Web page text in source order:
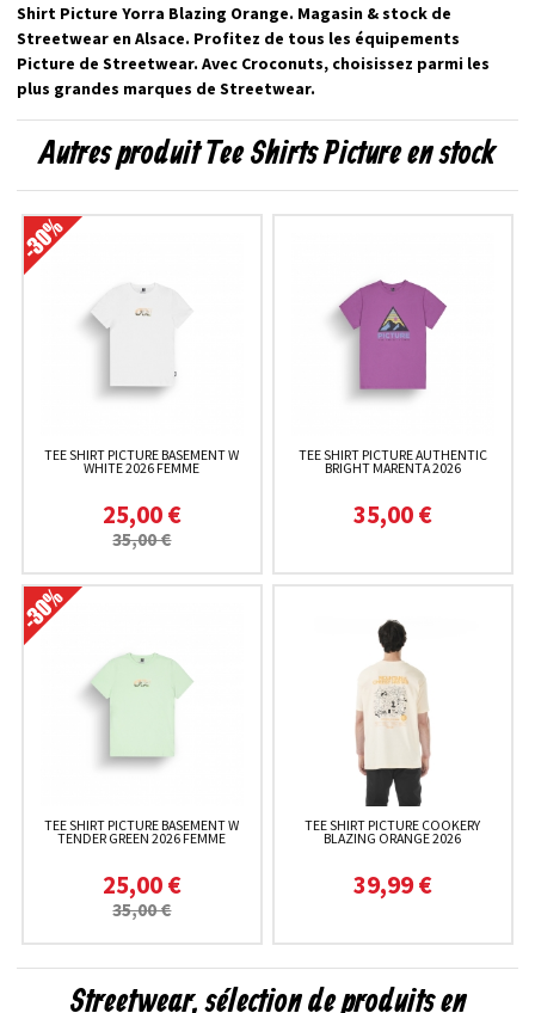
Shirt Picture Yorra Blazing Orange. Magasin & stock de
Streetwear en Alsace. Profitez de tous les équipements
Picture de Streetwear. Avec Croconuts, choisissez parmi les
plus grandes marques de Streetwear.
Autres produit Tee Shirts Picture en stock
TEE SHIRT PICTURE BASEMENT W
WHITE 2026 FEMME
25,00 €
35,00 €
TEE SHIRT PICTURE AUTHENTIC
BRIGHT MARENTA 2026
35,00 €
TEE SHIRT PICTURE BASEMENT W
TENDER GREEN 2026 FEMME
25,00 €
35,00 €
TEE SHIRT PICTURE COOKERY
BLAZING ORANGE 2026
39,99 €
Streetwear, sélection de produits en